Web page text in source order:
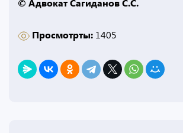
© Адвокат Сагиданов С.С.
Просмотрты: 1405